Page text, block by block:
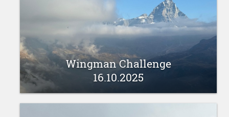
Wingman Challenge
16.10.2025